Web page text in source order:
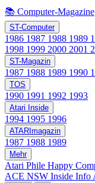
📚 Computer-Magazine
ST-Computer
1986 1987 1988 1989
1998 1999 2000 2001
ST-Magazin
1987 1988 1989 1990
TOS
1990 1991 1992 1993
Atari Inside
1994 1995 1996
ATARImagazin
1987 1988 1989
Mehr
Atari Phile Happy
ACE NSW Inside Info